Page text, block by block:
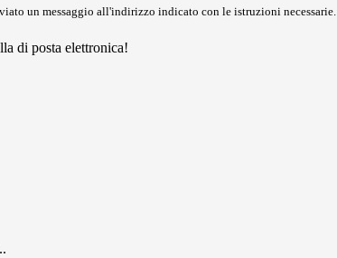
un messaggio all'indirizzo indicato con le istruzioni necessarie.
di posta elettronica!